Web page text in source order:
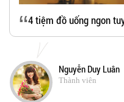
“4 tiệm đồ uống ngon
Nguyễn Duy Luân
Thành viên